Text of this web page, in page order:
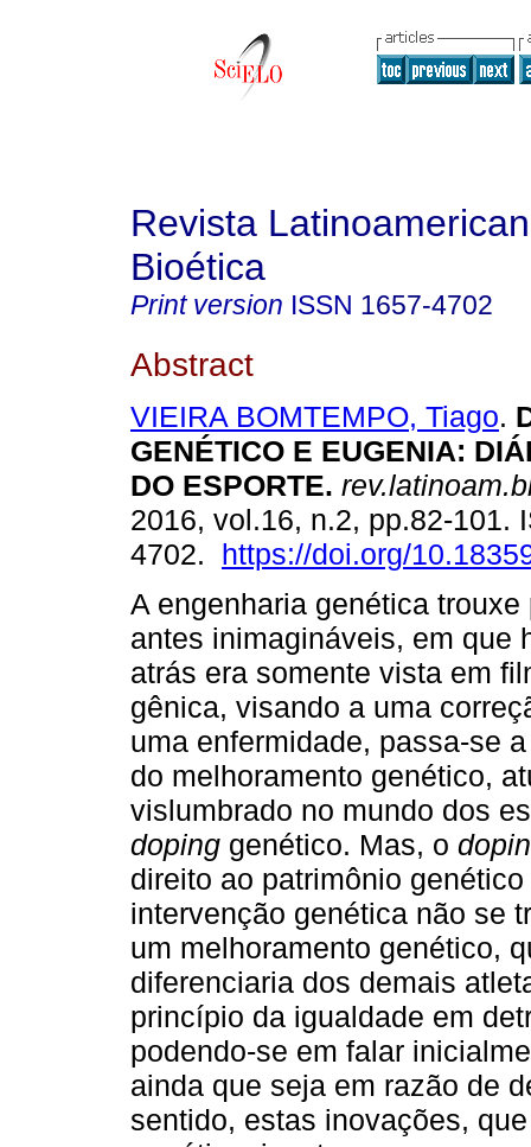
Revista
Bioética
Print version ISSN 1657-4702
Abstract
VIEIRA BOMTEMPO, Tiago.
GENÉTICO E EUGENIA:
DO ESPORTE.
2016, vol.16, n.2, pp.82-101.
4702. https://doi.org/
A engenharia genética
antes inimagináveis, em que
atrás era somente vista em
gênica, visando a uma
uma enfermidade, passa-se
do melhoramento genético,
vislumbrado no mundo dos
doping genético. Mas, o
direito ao patrimônio
intervenção genética não se
um melhoramento genético,
diferenciaria dos demais
princípio da igualdade em
podendo-se em falar
ainda que seja em razão de
sentido, estas inovações,